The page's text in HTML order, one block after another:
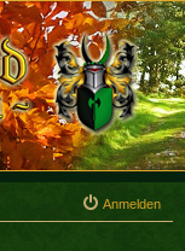
Anmelden